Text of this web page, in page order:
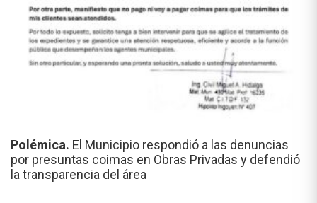
Polémica. El Municipio respondió a las denuncias
por presuntas coimas en Obras Privadas y defendió
la transparencia del área